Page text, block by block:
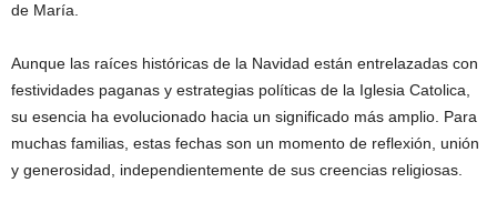
de María.
Aunque las raíces históricas de la Navidad están entrelazadas con
festividades paganas y estrategias políticas de la Iglesia Catolica,
su esencia ha evolucionado hacia un significado más amplio. Para
muchas familias, estas fechas son un momento de reflexión, unión
y generosidad, independientemente de sus creencias religiosas.